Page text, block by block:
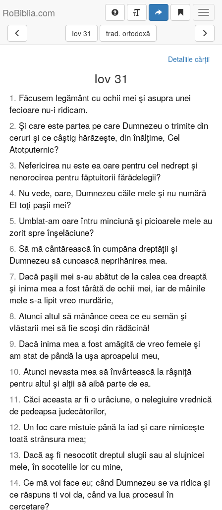
RoBiblia.com
Iov 31 trad. ortodoxă
Detaliile cărții
Iov 31
1. Făcusem legământ cu ochii mei şi asupra unei
fecioare nu-i ridicam.
2. Şi care este partea pe care Dumnezeu o trimite din
ceruri şi ce câştig hărăzeşte, din înălţime, Cel
Atotputernic?
3. Nefericirea nu este ea oare pentru cel nedrept şi
nenorocirea pentru făptuitorii fărădelegii?
4. Nu vede, oare, Dumnezeu căile mele şi nu numără
El toţi paşii mei?
5. Umblat-am oare întru minciună şi picioarele mele au
zorit spre înşelăciune?
6. Să mă cântărească în cumpăna dreptăţii şi
Dumnezeu să cunoască neprihănirea mea.
7. Dacă paşii mei s-au abătut de la calea cea dreaptă
şi inima mea a fost târâtă de ochii mei, iar de mâinile
mele s-a lipit vreo murdărie,
8. Atunci altul să mănânce ceea ce eu semăn şi
vlăstarii mei să fie scoşi din rădăcină!
9. Dacă inima mea a fost amăgită de vreo femeie şi
am stat de pândă la uşa aproapelui meu,
10. Atunci nevasta mea să învârtească la râşniţă
pentru altul şi alţii să aibă parte de ea.
11. Căci aceasta ar fi o urâciune, o nelegiuire vrednică
de pedeapsa judecătorilor,
12. Un foc care mistuie până la iad şi care nimiceşte
toată strânsura mea;
13. Dacă aş fi nesocotit dreptul slugii sau al slujnicei
mele, în socotelile lor cu mine,
14. Ce mă voi face eu; când Dumnezeu se va ridica şi
ce răspuns ti voi da, când va lua procesul în
cercetare?